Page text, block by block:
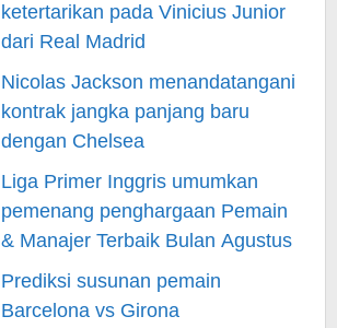
ketertarikan pada Vinicius Junior
dari Real Madrid
Nicolas Jackson menandatangani
kontrak jangka panjang baru
dengan Chelsea
Liga Primer Inggris umumkan
pemenang penghargaan Pemain
& Manajer Terbaik Bulan Agustus
Prediksi susunan pemain
Barcelona vs Girona